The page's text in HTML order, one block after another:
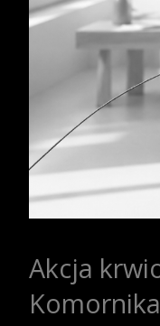
Akcja